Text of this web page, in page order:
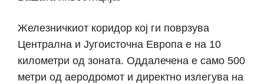
Железничкиот коридор кој ги поврзува
Централна и Југоисточна Европа е на 10
километри од зоната. Оддалечена е само 500
метри од аеродромот и директно излегува на